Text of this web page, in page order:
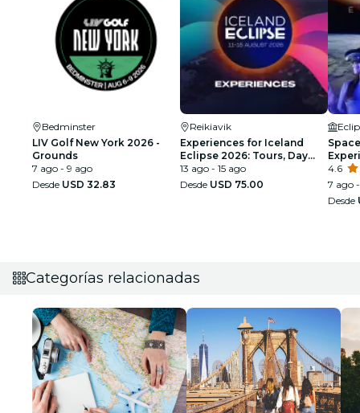
Bedminster
LIV Golf New York 2026 -
Grounds
7 ago - 9 ago
Desde USD 32.83
Reikiavik
Experiences for Iceland
Eclipse 2026: Tours, Day
Trips & Festival Side Quests
13 ago - 15 ago
Desde USD 75.00
4.6
7 ago
Desde
Categorías relacionadas